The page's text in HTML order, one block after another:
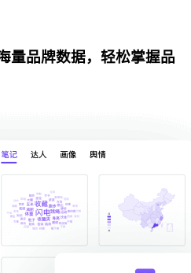
量品牌数据，轻松掌握品